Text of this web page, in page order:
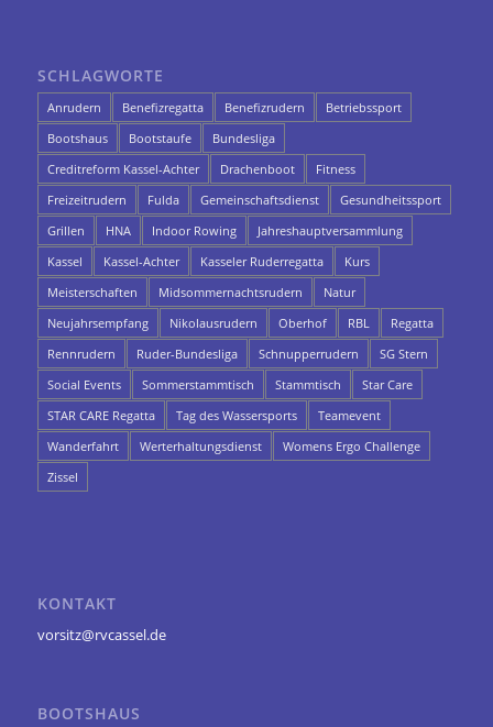
SCHLAGWORTE
Anrudern Benefizregatta Benefizrudern
Betriebssport
Bootshaus
Bootstaufe
Bundesliga
Creditreform Kassel-Achter
Drachenboot
Fitness
Freizeitrudern
Fulda Gemeinschaftsdienst
Gesundheitssport
Grillen
HNA Indoor Rowing
Jahreshauptversammlung
Kassel
Kassel-Achter Kasseler Ruderregatta
Kurs
Meisterschaften
Midsommernachtsrudern
Natur
Neujahrsempfang
Nikolausrudern Oberhof RBL
Regatta
Rennrudern
Ruder-Bundesliga Schnupperrudern
SG Stern
Social Events
Sommerstammtisch Stammtisch
Star Care
STAR CARE Regatta
Tag des Wassersports
Teamevent
Wanderfahrt
Werterhaltungsdienst
Womens Ergo Challenge
Zissel
KONTAKT
vorsitz@rvcassel.de
BOOTSHAUS